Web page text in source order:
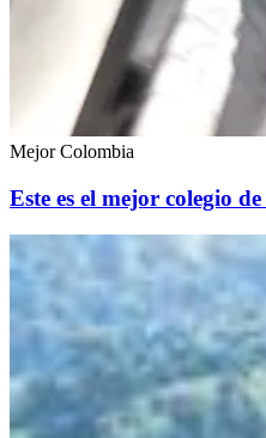
Mejor Colombia
Este es el mejor colegio